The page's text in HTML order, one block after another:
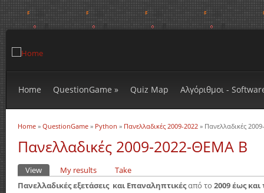
Home QuestionGame » Quiz Map Αλγόριθμοι -
You are here
Home » QuestionGame » Python » Πανελλαδικές 2009-2022 » Πανελλαδικές
Πανελλαδικές 2009-2022-ΘΕΜΑ Β
Primary tabs
View (active tab)
My results
Take
Πανελλαδικές εξετάσεις και Επαναληπτικέςαπό το 2009 έως και